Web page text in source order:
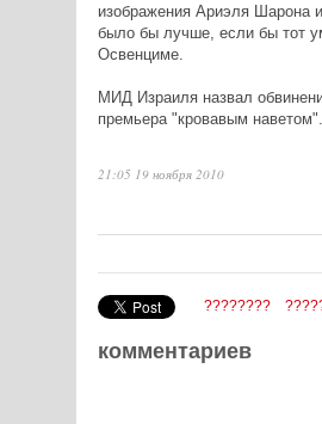
изображения Ариэля Шарона и
было бы лучше, если бы тот
Освенциме.
МИД Израиля назвал
премьера "кровавым наветом".
21:05 19 ноября 2010
????????
комментариев